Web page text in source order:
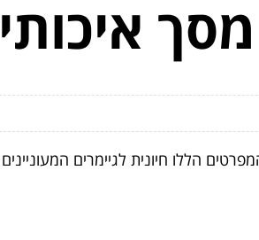
הללו חיונית לגיימרים